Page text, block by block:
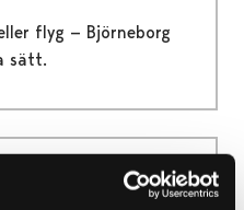
flyg — Björneborg
sätt.
utflykter i Yyteri